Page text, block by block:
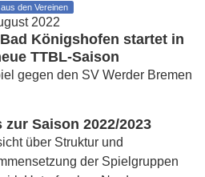
den Vereinen
2022
Königshofen startet in
TTBL-Saison
gegen den SV Werder Bremen
zur Saison 2022/2023
über Struktur und
der Spielgruppen